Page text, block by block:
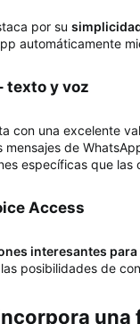
por su
automáticamente
texto y voz​
con una excelente
de
específicas que las
Access​
interesantes
posibilidades de
una